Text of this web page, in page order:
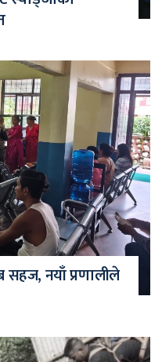
सहज, नयाँ प्रणालीले